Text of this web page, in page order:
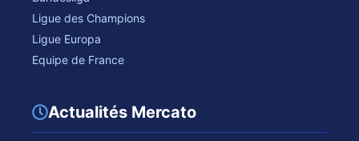
Ligue des Champions
Ligue Europa
Equipe de France
Actualités Mercato